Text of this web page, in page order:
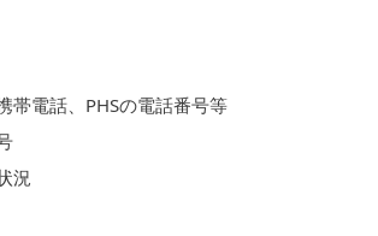
帯電話、PHSの電話番号等
況